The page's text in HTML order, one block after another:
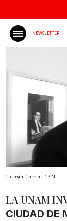
NEWSLETTER
Cortesía: GacetaUNAM
LA UNAM
CIUDAD DE